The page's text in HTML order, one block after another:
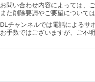
お問い合わせ内容によっては、
また削除要請やご要望について
DLチャンネルでは電話によるサ
お手数ではございますが、ご不